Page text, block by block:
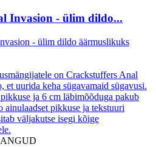
Invasion - ülim dildo...
on Crackstuffers Anal
et uurida keha sügavamaid sügavusi.
ja 6 cm läbimõõduga pakub
ainulaadset pikkuse ja tekstuuri
väljakutse isegi kõige